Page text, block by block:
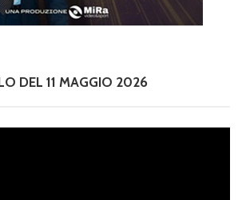
DEL 11 MAGGIO 2026